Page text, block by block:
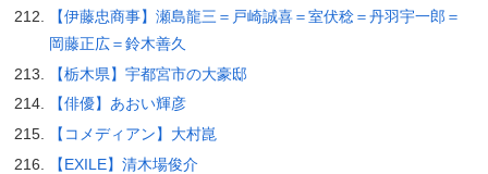
【伊藤忠商事】瀬島龍三＝戸崎誠喜＝室伏稔＝丹羽宇一郎＝
岡藤正広＝鈴木善久
【栃木県】宇都宮市の大豪邸
【俳優】あおい輝彦
【コメディアン】大村崑
【EXILE】清木場俊介